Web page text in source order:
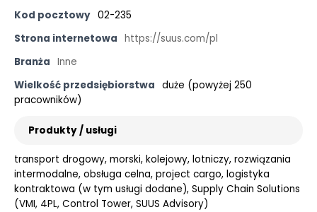
Kod pocztowy 02-235
Strona internetowa https://suus.com/pl
Branża Inne
Wielkość przedsiębiorstwa duże (powyżej 250
pracowników)
Produkty / usługi
transport drogowy, morski, kolejowy, lotniczy, rozwiązania
intermodalne, obsługa celna, project cargo, logistyka
kontraktowa (w tym usługi dodane), Supply Chain Solutions
(VMI, 4PL, Control Tower, SUUS Advisory)